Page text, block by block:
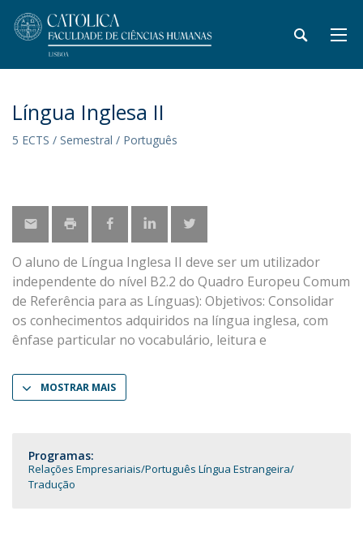
Língua Inglesa II
5 ECTS / Semestral / Português
O aluno de Língua Inglesa II deve ser um utilizador
independente do nível B2.2 do Quadro Europeu Comum
de Referência para as Línguas): Objetivos: Consolidar
os conhecimentos adquiridos na língua inglesa, com
ênfase particular no vocabulário, leitura e
MOSTRAR MAIS
Programas:
Relações Empresariais Português Língua Estrangeira
Tradução